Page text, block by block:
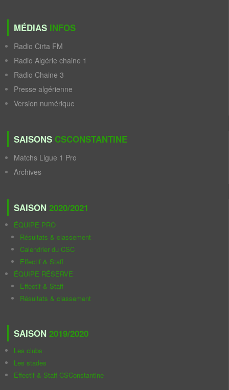
MÉDIAS INFOS
Radio Cirta FM
Radio Algérie chaine 1
Radio Chaine 3
Presse algérienne
Version numérique
SAISONS CSCONSTANTINE
Matchs Ligue 1 Pro
Archives
SAISON 2020/2021
ÉQUIPE PRO
Résultats & classement
Calendrier du CSC
Effectif & Staff
ÉQUIPE RÉSERVE
Effectif & Staff
Résultats & classement
SAISON 2019/2020
Les clubs
Les stades
Effectif & Staff CSConstantine